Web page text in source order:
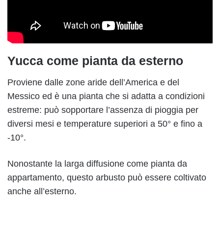
Yucca come pianta da esterno
Proviene dalle zone aride dell’America e del
Messico ed è una pianta che si adatta a condizioni
estreme: può sopportare l’assenza di pioggia per
diversi mesi e temperature superiori a 50° e fino a
-10°.
Nonostante la larga diffusione come pianta da
appartamento, questo arbusto può essere coltivato
anche all’esterno.